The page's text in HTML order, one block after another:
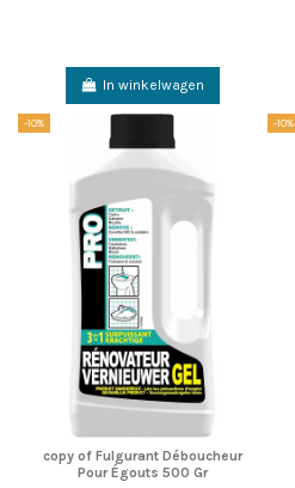
In winkelwagen
-10%
copy of Fulgurant Déboucheur
Pour Égouts 500 Gr
-10%